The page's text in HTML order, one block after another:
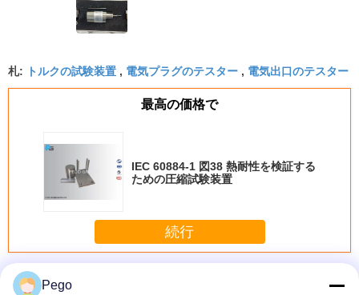
札: トルクの試験装置 , 電気プラグのテスター , 電気出口のテスター
最高の価格で
IEC 60884-1 図38 熱耐性を検証する
ための圧縮試験装置
続行
多くプラグソケットテスタ
Pego